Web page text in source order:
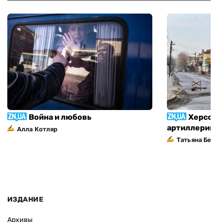
Война и любовь
Алла Котляр
Татьяна
ИЗДАНИЕ
Архивы